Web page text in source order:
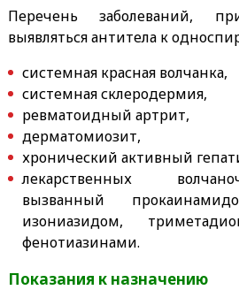
Перечень заболеваний,
выявляться антитела к
системная красная волчанка,
системная склеродермия,
ревматоидный артрит,
дерматомиозит,
хронический активный
лекарственных
вызванный
изониазидом,
фенотиазинами.
Показания к назначению